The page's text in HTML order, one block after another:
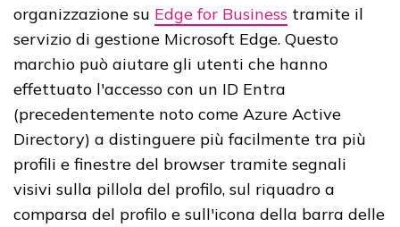
organizzazione su Edge for Business tramite il
servizio di gestione Microsoft Edge. Questo
marchio può aiutare gli utenti che hanno
effettuato l'accesso con un ID Entra
(precedentemente noto come Azure Active
Directory) a distinguere più facilmente tra più
profili e finestre del browser tramite segnali
visivi sulla pillola del profilo, sul riquadro a
comparsa del profilo e sull'icona della barra delle